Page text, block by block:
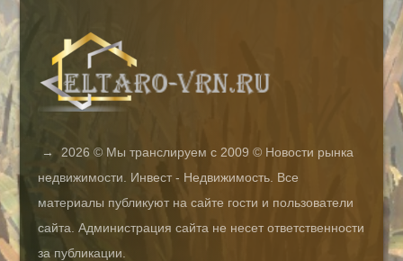
→ 2026 © Мы транслируем с 2009 © Новости рынка
недвижимости. Инвест - Недвижимость. Все
материалы публикуют на сайте гости и пользователи
сайта. Администрация сайта не несет ответственности
за публикации.